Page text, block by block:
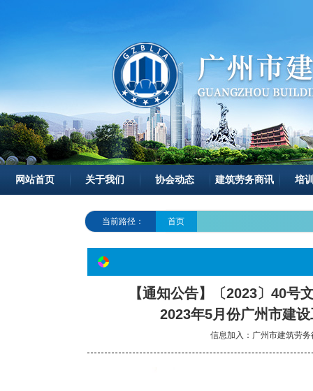
网站首页 关于我们 协会动态 建筑劳务商讯 培
当前路径： 首页
【通知公告】〔2023〕40号
2023年5月份广州市建
信息加入：广州市建筑劳务